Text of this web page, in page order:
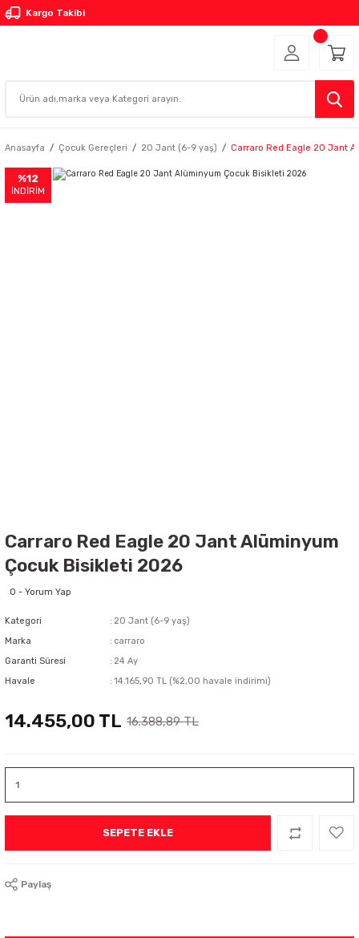
Kargo Takibi
Anasayfa Çocuk Gereçleri 20 Jant (6-9 yaş) Carraro Red Eagle 20 Jant
%12
İNDİRİM
Carraro Red Eagle 20 Jant Alüminyum
Çocuk Bisikleti 2026
0 - Yorum Yap
Kategori
20 Jant (6-9 yaş)
Marka
carraro
Garanti Süresi
24 Ay
Havale
14.165,90 TL (%2,00 havale indirimi)
14.455,00 TL 16.388,89 TL
SEPETE EKLE
Paylaş